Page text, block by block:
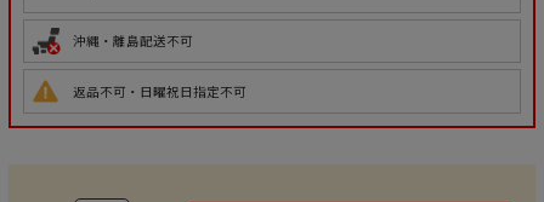
沖縄・離島配送不可
返品不可・日曜祝日指定不可